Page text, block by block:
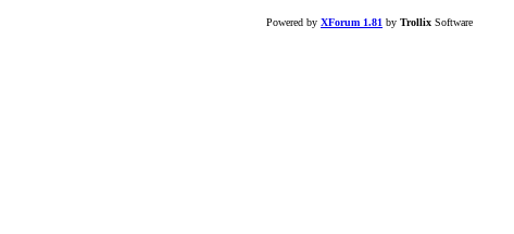
Powered by XForum 1.81 by Trollix Software